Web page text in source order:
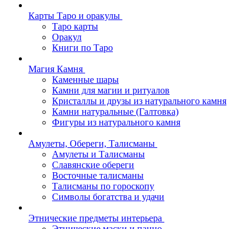
Карты Таро и оракулы
Таро карты
Оракул
Книги по Таро
Магия Камня
Каменные шары
Камни для магии и ритуалов
Кристаллы и друзы из натурального камня
Камни натуральные (Галтовка)
Фигуры из натурального камня
Амулеты, Обереги, Талисманы
Амулеты и Талисманы
Славянские обереги
Восточные талисманы
Талисманы по гороскопу
Символы богатства и удачи
Этнические предметы интерьера